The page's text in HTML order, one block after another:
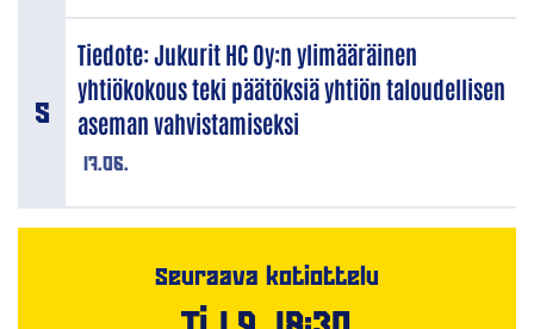
17.06.
Tiedote: Jukurit HC Oy:n ylimääräinen
yhtiökokous teki päätöksiä yhtiön taloudellisen
aseman vahvistamiseksi
Seuraava kotiottelu